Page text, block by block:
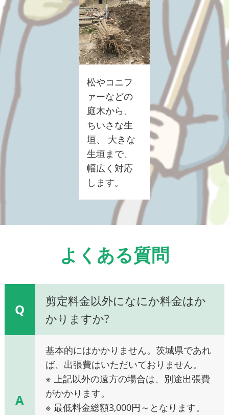
松やコニフ
ァーなどの
庭木から、
ちいさな生
垣、 大きな
生垣まで、
幅広く対応
します。
よくある質問
Q
剪定料金以外になにか料金はか
かりますか?
A
基本的にはかかりません。茨城県であれ
ば、出張費はいただいておりません。
※ 上記以外の遠方の場合は、別途出張費
がかかります。
※ 最低料金総額3,000円～となります。